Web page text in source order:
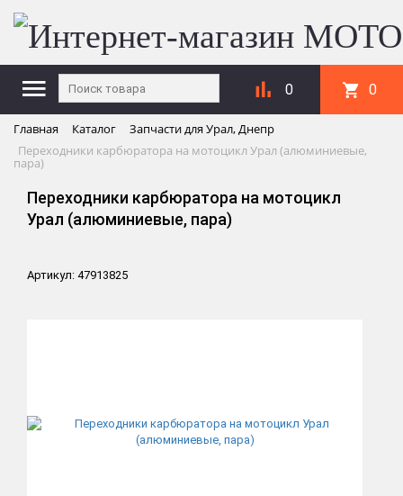
0 0
Главная Каталог
Запчасти для Урал, Днепр
Переходники карбюратора на мотоцикл Урал (алюминиевые,
пара)
Переходники карбюратора на мотоцикл
Урал (алюминиевые, пара)
Артикул: 47913825